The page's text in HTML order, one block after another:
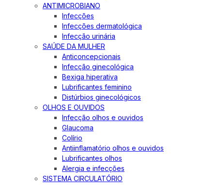
ANTIMICROBIANO
Infecções
Infecções dermatológica
Infecção urinária
SAÚDE DA MULHER
Anticoncepcionais
Infecção ginecológica
Bexiga hiperativa
Lubrificantes feminino
Distúrbios ginecológicos
OLHOS E OUVIDOS
Infecção olhos e ouvidos
Glaucoma
Colírio
Antiinflamatório olhos e ouvidos
Lubrificantes olhos
Alergia e infecções
SISTEMA CIRCULATÓRIO